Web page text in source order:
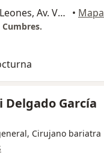
Esq. con, Av. Paseo de los Leones, Av. Valle de Cumbres 8001, Monterrey • Mapa
Delgado García
Cirujano bariatra